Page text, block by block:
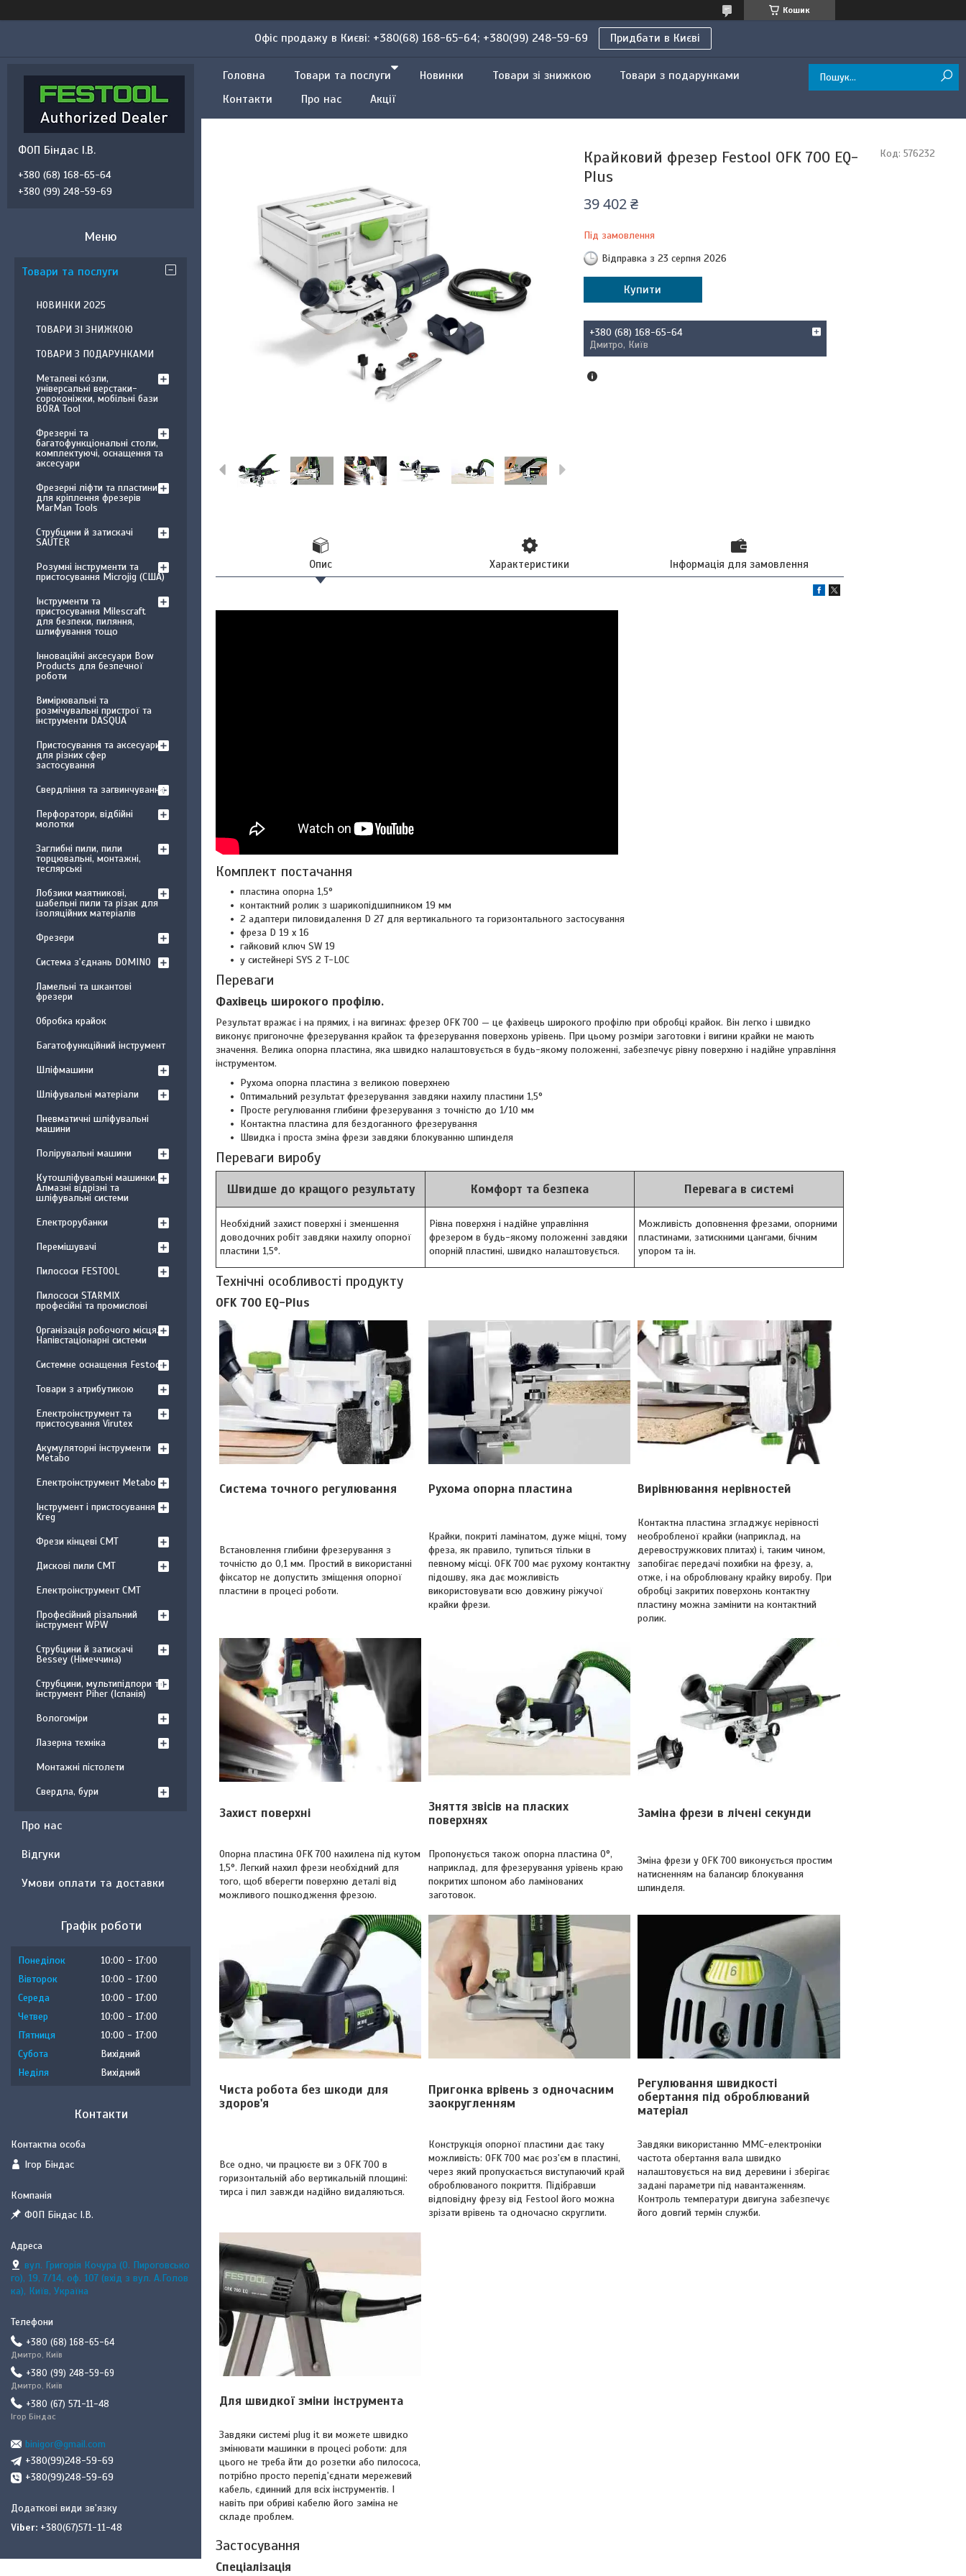
Кошик
Офіс продажу в Києві: +380(68) 168-65-64; +380(99) 248-59-69 Придбати в Києві
Головна Товари та послуги Новинки Товари зі знижкою
Товари з подарунками
Контакти
Про нас Акції
Крайковий фрезер Festool OFK 700 EQ-
Plus
39 402 ₴
Під замовлення
Код: 576232
Відправка з 23 серпня 2026
Купити
+380 (68) 168-65-64
Дмитро, Київ
Опис Характеристики Інформація для замовлення
Комплект постачання
пластина опорна 1,5°
контактний ролик з шарикопідшипником 19 мм
2 адаптери пиловидалення D 27 для вертикального та горизонтального застосування
фреза D 19 x 16
гайковий ключ SW 19
у систейнері SYS 2 T-LOC
Переваги
Фахівець широкого профілю.
Результат вражає і на прямих, і на вигинах: фрезер OFK 700 — це фахівець широкого профілю при обробці крайок. Він легко і швидко
виконує пригоночне фрезерування крайок та фрезерування поверхонь урівень. При цьому розміри заготовки і вигини крайки не мають
значення. Велика опорна пластина, яка швидко налаштовується в будь-якому положенні, забезпечує рівну поверхню і надійне управління
інструментом.
Рухома опорна пластина з великою поверхнею
Оптимальний результат фрезерування завдяки нахилу пластини 1,5°
Просте регулювання глибини фрезерування з точністю до 1/10 мм
Контактна пластина для бездоганного фрезерування
Швидка і проста зміна фрези завдяки блокуванню шпинделя
Переваги виробу
Швидше до кращого результату Комфорт та безпека Перевага в системі
Необхідний захист поверхні і зменшення
доводочних робіт завдяки нахилу опорної
пластини 1,5°.
Рівна поверхня і надійне управління
фрезером в будь-якому положенні завдяки
опорній пластині, швидко налаштовується.
Можливість доповнення фрезами, опорними
пластинами, затискними цангами, бічним
упором та ін.
Технічні особливості продукту
OFK 700 EQ-Plus
Система точного регулювання Рухома опорна пластина Вирівнювання нерівностей
Встановлення глибини фрезерування з
точністю до 0,1 мм. Простий в використанні
фіксатор не допустить зміщення опорної
пластини в процесі роботи.
Крайки, покриті ламінатом, дуже міцні, тому
фреза, як правило, тупиться тільки в
певному місці. OFK 700 має рухому контактну
підошву, яка дає можливість
використовувати всю довжину ріжучої
крайки фрези.
Контактна пластина згладжує нерівності
необробленої крайки (наприклад, на
деревостружкових плитах) і, таким чином,
запобігає передачі похибки на фрезу, а,
отже, і на оброблювану крайку виробу. При
обробці закритих поверхонь контактну
пластину можна замінити на контактний
ролик.
Захист поверхні
Зняття звісів на пласких
поверхнях
Заміна фрези в лічені секунди
Опорна пластина OFK 700 нахилена під кутом
1,5°. Легкий нахил фрези необхідний для
того, щоб вберегти поверхню деталі від
можливого пошкодження фрезою.
Пропонується також опорна пластина 0°,
наприклад, для фрезерування урівень краю
покритих шпоном або ламінованих
заготовок.
Зміна фрези у OFK 700 виконується простим
натисненням на балансир блокування
шпинделя.
Чиста робота без шкоди для
здоров'я
Пригонка врівень з одночасним
заокругленням
Регулювання швидкості
обертання під оброблюваний
матеріал
Все одно, чи працюєте ви з OFK 700 в
горизонтальній або вертикальній площині:
тирса і пил завжди надійно видаляються.
Конструкція опорної пластини дає таку
можливість: OFK 700 має роз'єм в пластині,
через який пропускається виступаючий край
оброблюваного покриття. Підібравши
відповідну фрезу від Festool його можна
зрізати врівень та одночасно скруглити.
Завдяки використанню MMC-електроніки
частота обертання вала швидко
налаштовується на вид деревини і зберігає
задані параметри під навантаженням.
Контроль температури двигуна забезпечує
його довгий термін служби.
Для швидкої зміни інструмента
Завдяки системі plug it ви можете швидко
змінювати машинки в процесі роботи: для
цього не треба йти до розетки або пилососа,
потрібно просто перепід'єднати мережевий
кабель, єдинний для всіх інструментів. І
навіть при обриві кабелю його заміна не
складе проблем.
Застосування
Спеціалізація
ФОП Біндас І.В.
+380 (68) 168-65-64
+380 (99) 248-59-69
Товари та послуги
НОВИНКИ 2025
ТОВАРИ ЗІ ЗНИЖКОЮ
ТОВАРИ З ПОДАРУНКАМИ
Металеві ко́зли,
універсальні верстаки-
сороконіжки, мобільні бази
BORA Tool
Фрезерні та
багатофункціональні столи,
комплектуючі, оснащення та
аксесуари
Фрезерні ліфти та пластини
для кріплення фрезерів
MarMan Tools
Струбцини й затискачі
SAUTER
Розумні інструменти та
пристосування Microjig (США)
Інструменти та
пристосування Milescraft
для безпеки, пиляння,
шлифування тощо
Інноваційні аксесуари Bow
Products для безпечної
роботи
Вимірювальні та
розмічувальні пристрої та
інструменти DASQUA
Пристосування та аксесуари
для різних сфер
застосування
Свердління та загвинчування
Перфоратори, відбійні
молотки
Заглибні пили, пили
торцювальні, монтажні,
теслярські
Лобзики маятникові,
шабельні пили та різак для
ізоляційних матеріалів
Фрезери
Система з'єднань DOMINO
Ламельні та шкантові
фрезери
Обробка крайок
Багатофункційний інструмент
Шліфмашини
Шліфувальні матеріали
Пневматичні шліфувальні
машини
Полірувальні машини
Кутошліфувальні машинки.
Алмазні відрізні та
шліфувальні системи
Електрорубанки
Перемішувачі
Пилососи FESTOOL
Пилососи STARMIX
професійні та промислові
Організація робочого місця.
Напівстаціонарні системи
Системне оснащення Festool
Товари з атрибутикою
Електроінструмент та
пристосування Virutex
Акумуляторні інструменти
Metabo
Електроінструмент Metabo
Інструмент і пристосування
Kreg
Фрези кінцеві CMT
Дискові пили CMT
Електроінструмент CMT
Професійний різальний
інструмент WPW
Струбцини й затискачі
Bessey (Німеччина)
Струбцини, мультипідпори та
інструмент Piher (Іспанія)
Вологоміри
Лазерна техніка
Монтажні пістолети
Свердла, бури
Про нас
Відгуки
Умови оплати та доставки
Графік роботи
Понеділок 10:00
17:00
Вівторок
10:00
17:00
Середа
10:00
17:00
Четвер
10:00
17:00
Пʼятниця
10:00
17:00
Субота
Вихідний
Неділя
Вихідний
Контакти
Ігор Біндас
ФОП Біндас І.В.
вул. Григорія Кочура (О. Пироговсько
го), 19, 7/14, оф. 107 (вхід з вул. А.Голов
ка), Київ, Україна
+380 (68) 168-65-64
Дмитро, Київ
+380 (99) 248-59-69
Дмитро, Київ
+380 (67) 571-11-48
Ігор Біндас
binigor@gmail.com
+380(99)248-59-69
+380(99)248-59-69
Viber +380(67)571-11-48